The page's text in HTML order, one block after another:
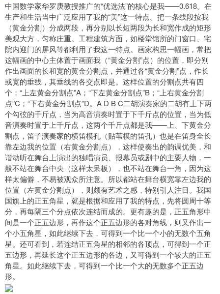
中国数学家华罗庚教授推广的“优选法”的核心是我――0.618。在
生产和生活当中广泛应用了我的“美”这一特点。把一条线段按我
（黄金分割）分成两段，再分别以长短两段为长和宽作成的矩形
美观大方，匀称庄重。工程建筑方面，如楼堂馆所的门窗口、宅
院内迎门的屏风等都利用了我这一特点。画家构思一幅画，常把
这幅画的中心主体置于画面我（“黄金分割”点）的位置，即分别
作出画面的长和宽的黄金分割点，并通过各“黄金分割”点，作长
或宽的垂线，其垂线的各交点即是。这样位置的分割点共有四
个：“上左黄金分割点”A；“下左黄金分割点”B；“上右黄金分割
点”C；“下右黄金分割点”D。A D B C二胡演奏家的二胡有上下两
个勾弦的千斤点，当为高音演奏时置于下千斤点的位置，当为低
音演奏时置于上千斤点，这两个千斤点都是我――上、下黄金分
割点，笛子演奏家的横笛模孔（贴苇模的笛孔）也是在笛身全长
靠左边我的位置（右黄金分割点），这样使奏出的韵调优美，和
谐动听在舞台上演出的独唱演员、报幕员或剧中的主要人物，一
般不站在舞台中央（这样太呆板），也不站在舞台一角，因为这
样太偏僻，不易被观众所注意。所以都站在舞台横宽靠左边我的
位置（左黄金分割点），则颇有艺术之感，特别引人注目。我国
国旗上的正五角星，就是根据和应用了我的特点，先将圆周十等
分，再每隔三个分点依次连结而成的。更有趣的是，正五角形中
间是一个正五边形，再作这个正五边形的各对角线，则又作出一
个小五角星，如此继续下去，可得到一个比一个小的无数个五角
星。还可看到，若连结正五角星的相邻的各顶点，可得到一个正
五边形，再延长这个正五边形的各边，又可得到一个较大的正五
角星。如此继续下去，可得到一个比一个大的无数多个正五边
形。